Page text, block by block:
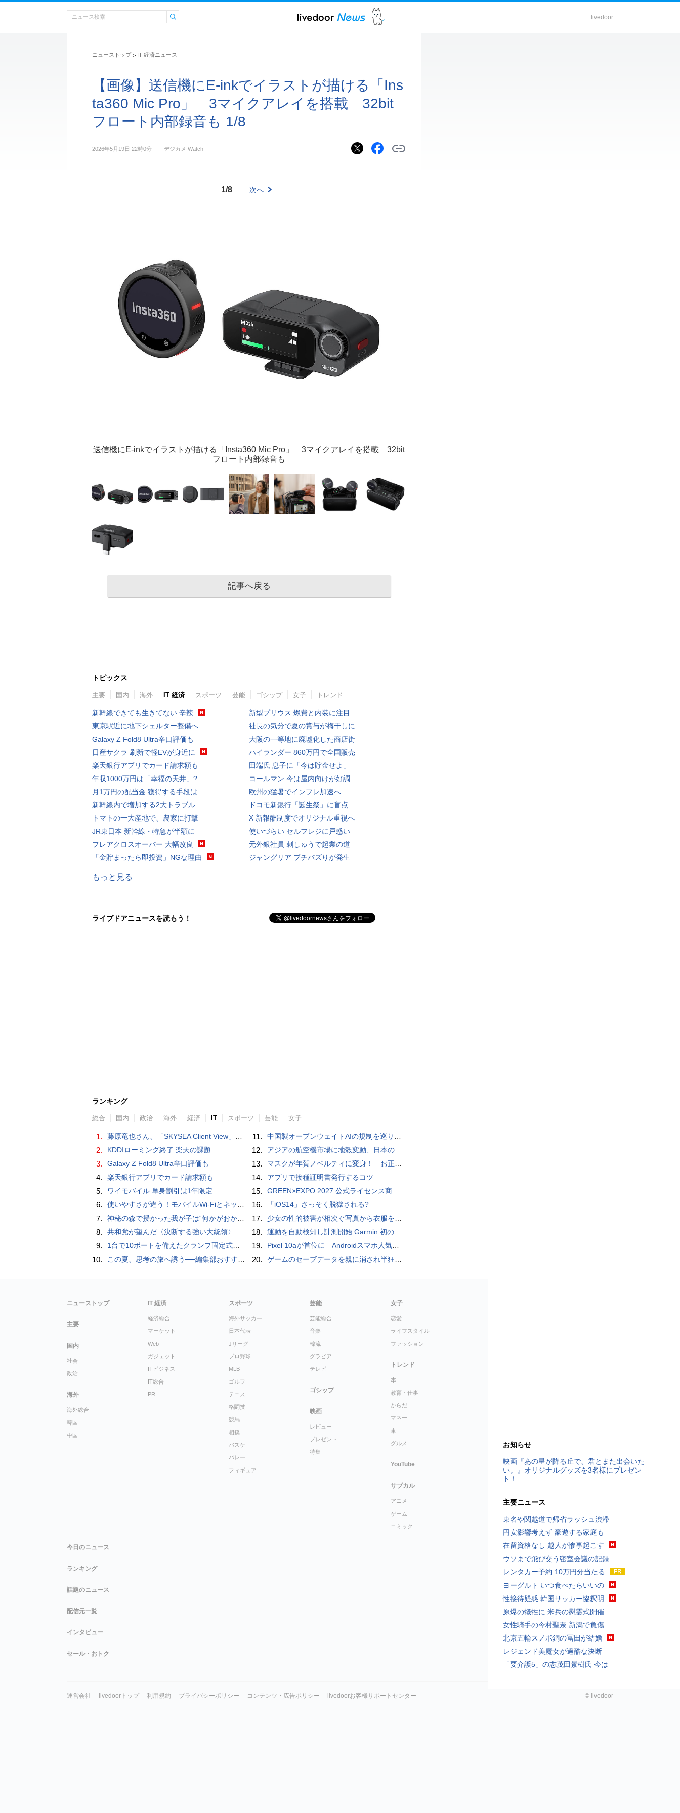
livedoor
ニューストップ > IT 経済ニュース
【画像】送信機にE-inkでイラストが描ける「Ins
ta360 Mic Pro」 3マイクアレイを搭載 32bit
フロート内部録音も 1/8
2026年5月19日 22時0分 デジカメ Watch
1/8 次へ
送信機にE-inkでイラストが描ける「Insta360 Mic Pro」 3マイクアレイを搭載 32bit
フロート内部録音も
記事へ戻る
トピックス
主要 国内 海外 IT 経済 スポーツ 芸能 ゴシップ 女子 トレンド
新幹線できても生きてない 辛辣
東京駅近に地下シェルター整備へ
Galaxy Z Fold8 Ultra辛口評価も
日産サクラ 刷新で軽EVが身近に
楽天銀行アプリでカード請求額も
年収1000万円は「幸福の天井」?
月1万円の配当金 獲得する手段は
新幹線内で増加する2大トラブル
トマトの一大産地で、農家に打撃
JR東日本 新幹線・特急が半額に
フレアクロスオーバー 大幅改良
「金貯まったら即投資」NGな理由
新型プリウス 燃費と内装に注目
社長の気分で夏の賞与が梅干しに
大阪の一等地に廃墟化した商店街
ハイランダー 860万円で全国販売
田端氏 息子に「今は貯金せよ」
コールマン 今は屋内向けが好調
欧州の猛暑でインフレ加速へ
ドコモ新銀行「誕生祭」に盲点
X 新報酬制度でオリジナル重視へ
使いづらい セルフレジに戸惑い
元外銀社員 刺しゅうで起業の道
ジャングリア プチバズりが発生
もっと見る
ライブドアニュースを読もう！
ランキング
総合 国内 政治 海外 経済 IT スポーツ 芸能 女子
1. 藤原竜也さん、「SKYSEA Client View」新CMで「AI労務改善」をアピール 働き方をAIが分析したら「すぐに休んで」と言われる？
2. KDDIローミング終了 楽天の課題
3. Galaxy Z Fold8 Ultra辛口評価も
4. 楽天銀行アプリでカード請求額も
5. ワイモバイル 単身割引は1年限定
6. 使いやすさが違う！モバイルWi-FiとネットHDD【PC-DIY 秋の陣】
7. 神秘の森で授かった我が子は“何かがおかしい”『ナイトボーン -夜哭-』本編映像解禁 母の絶叫顔うちわが全国の劇場に［ホラー通信］
8. 共和党が望んだ〈決断する強い大統領〉が統治するアメリカの到来──「アメリカン・ドッペルゲンガー」by 池田純一#14
9. 1台で10ポートを備えたクランプ固定式電源タップ「Anker Nano Power Strip (10-in-1, 70W, クランプ式)」レビュー
10. この夏、思考の旅へ誘う──編集部おすすめの7冊：WIRED BOOK GUIDE
11. 中国製オープンウェイトAIの規制を巡り、シリコンバレーで意見が二分
12. アジアの航空機市場に地殻変動、日本のサプライヤーに影響も
13. マスクが年賀ノベルティに変身！ お正月特別パッケージの注文受付開始
14. アプリで接種証明書発行するコツ
15. GREEN×EXPO 2027 公式ライセンス商品！初の「トゥンクトゥンク」公式LINEスタンプ、販売開始
16. 「iOS14」さっそく脱獄される?
17. 少女の性的被害が相次ぐ写真から衣服を剥ぎ取るAIポルノアプリ「ClothOff」の背後にいる人物とは？
18. 運動を自動検知し計測開始 Garmin 初のスマートバンドを発売 10日間のロングバッテリーで手間いらず
19. Pixel 10aが首位に Androidスマホ人気ランキングTOP10 2026/8/8
20. ゲームのセーブデータを親に消され半狂乱になった少年
お知らせ
映画『あの星が降る丘で、君とまた出会いた
い。』オリジナルグッズを3名様にプレゼン
ト！
主要ニュース
東名や関越道で帰省ラッシュ渋滞
円安影響考えず 豪遊する家庭も
在留資格なし 越人が惨事起こす
ウソまで飛び交う密室会議の記録
レンタカー予約 10万円分当たる
ヨーグルト いつ食べたらいいの
性接待疑惑 韓国サッカー協釈明
原爆の犠牲に 米兵の慰霊式開催
女性騎手の今村聖奈 新潟で負傷
北京五輪スノボ銅の冨田が結婚
レジェンド美魔女が過酷な決断
「要介護5」の志茂田景樹氏 今は
ニューストップ
主要
国内
社会
政治
海外
海外総合
韓国
中国
IT 経済
経済総合
マーケット
Web
ガジェット
ITビジネス
IT総合
PR
スポーツ
海外サッカー
日本代表
Jリーグ
プロ野球
MLB
ゴルフ
テニス
格闘技
競馬
相撲
バスケ
バレー
フィギュア
芸能
芸能総合
音楽
韓流
グラビア
テレビ
ゴシップ
映画
レビュー
プレゼント
特集
女子
恋愛
ライフスタイル
ファッション
トレンド
本
教育・仕事
からだ
マネー
車
グルメ
YouTube
サブカル
アニメ
ゲーム
コミック
今日のニュース
ランキング
話題のニュース
配信元一覧
インタビュー
セール・おトク
運営会社 livedoorトップ 利用規約 プライバシーポリシー コンテンツ・広告ポリシー livedoorお客様サポートセンター © livedoor